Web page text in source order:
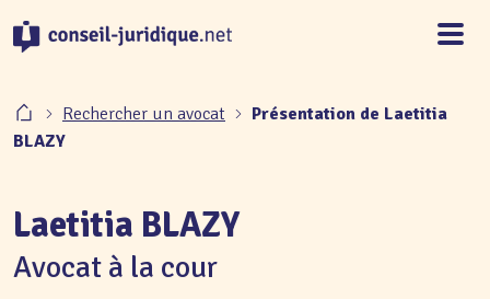
Rechercher un avocat
Présentation de Laetitia
BLAZY
Laetitia BLAZY
Avocat à la cour